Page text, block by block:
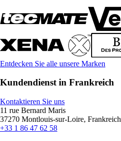
Entdecken Sie alle unsere Marken
Kundendienst in Frankreich
Kontaktieren Sie uns
11 rue Bernard Maris
37270 Montlouis-sur-Loire, Frankreich
+33 1 86 47 62 58